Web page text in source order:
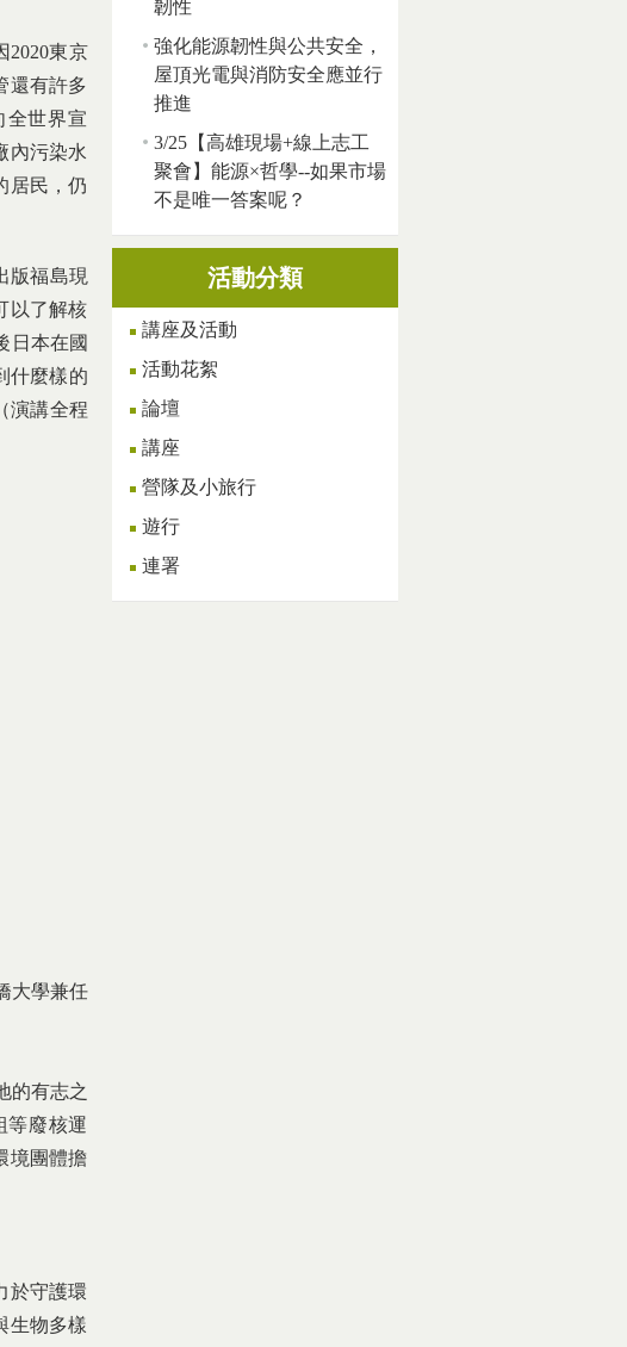
2020東京
還有許多
全世界宣
內污染水
居民，仍
版福島現
以了解核
日本在國
什麼樣的
演講全程
大學兼任
的有志之
等廢核運
境團體擔
於守護環
生物多樣
韌性
強化能源韌性與公共安全，
屋頂光電與消防安全應並行
推進
3/25【高雄現場+線上志工
聚會】能源×哲學--如果市場
不是唯一答案呢？
活動分類
講座及活動
活動花絮
論壇
講座
營隊及小旅行
遊行
連署